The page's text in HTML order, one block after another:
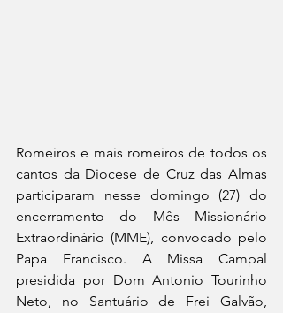
Romeiros e mais romeiros de todos os
cantos da Diocese de Cruz das Almas
participaram nesse domingo (27) do
encerramento do Mês Missionário
Extraordinário (MME), convocado pelo
Papa Francisco. A Missa Campal
presidida por Dom Antonio Tourinho
Neto, no Santuário de Frei Galvão,